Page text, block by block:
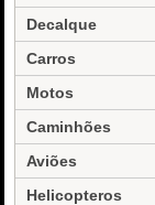
Decalque
Carros
Motos
Caminhões
Aviões
Helicopteros